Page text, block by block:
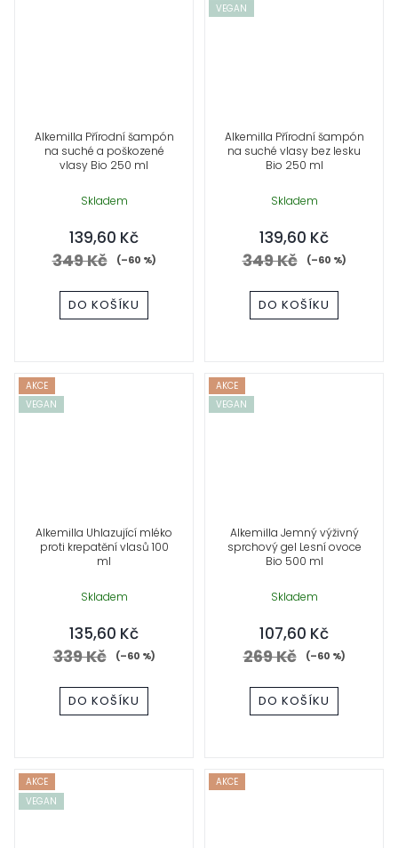
Alkemilla Přírodní šampón
na suché a poškozené
vlasy Bio 250 ml
Skladem
139,60 Kč
349 Kč (–60 %)
DO KOŠÍKU
VEGAN
Alkemilla Přírodní šampón
na suché vlasy bez lesku
Bio 250 ml
Skladem
139,60 Kč
349 Kč (–60 %)
DO KOŠÍKU
AKCE
VEGAN
Alkemilla Uhlazující mléko
proti krepatění vlasů 100
ml
Skladem
135,60 Kč
339 Kč (–60 %)
DO KOŠÍKU
AKCE
VEGAN
Alkemilla Jemný výživný
sprchový gel Lesní ovoce
Bio 500 ml
Skladem
107,60 Kč
269 Kč (–60 %)
DO KOŠÍKU
AKCE
VEGAN
AKCE